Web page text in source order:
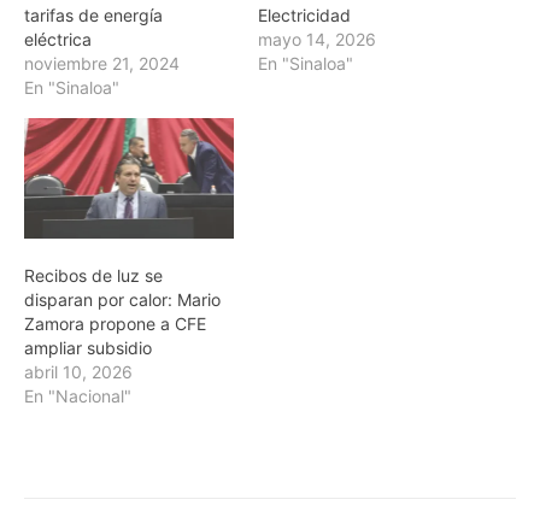
tarifas de energía
eléctrica
noviembre 21, 2024
En "Sinaloa"
Electricidad
mayo 14, 2026
En "Sinaloa"
Recibos de luz se
disparan por calor: Mario
Zamora propone a CFE
ampliar subsidio
abril 10, 2026
En "Nacional"